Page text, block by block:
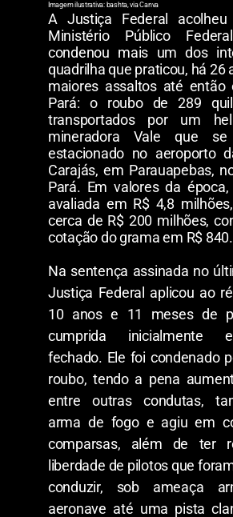
Imagem ilustrativa: bashta, via Canva
A Justiça Federal
Ministério Público
condenou mais um dos
quadrilha que praticou, há 26
maiores assaltos até então
Pará: o roubo de 289
transportados por um
mineradora Vale que se
estacionado no aeroporto
Carajás, em Parauapebas,
Pará. Em valores da
avaliada em R$ 4,8
cerca de R$ 200 milhões,
cotação do grama em R$ 840.
Na sentença assinada no
Justiça Federal aplicou ao
10 anos e 11 meses de
cumprida inicialmente
fechado. Ele foi condenado
roubo, tendo a pena
entre outras condutas,
arma de fogo e agiu em
comparsas, além de ter
liberdade de pilotos que
conduzir, sob ameaça
aeronave até uma pista